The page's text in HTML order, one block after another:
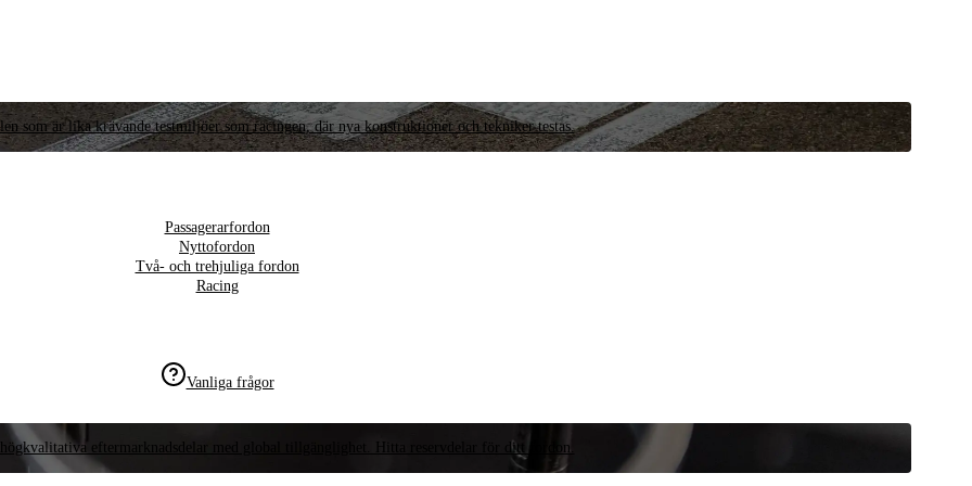
som är lika krävande testmiljöer som racingen, där nya konstruktioner och tekniker testas.
Passagerarfordon
Nyttofordon
Två- och trehjuliga fordon
Racing
Vanliga frågor
eftermarknadsdelar med global tillgänglighet. Hitta reservdelar för ditt fordon.